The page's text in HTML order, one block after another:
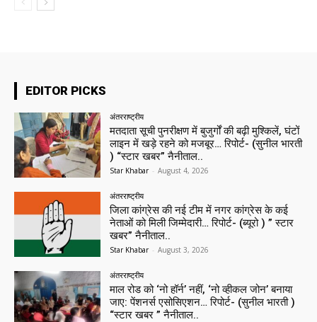
EDITOR PICKS
अंतरराष्ट्रीय
मतदाता सूची पुनरीक्षण में बुजुर्गों की बढ़ी मुश्किलें, घंटों
लाइन में खड़े रहने को मजबूर… रिपोर्ट- (सुनील भारती
) “स्टार खबर” नैनीताल..
Star Khabar - August 4, 2026
अंतरराष्ट्रीय
जिला कांग्रेस की नई टीम में नगर कांग्रेस के कई
नेताओं को मिली जिम्मेदारी… रिपोर्ट- (ब्यूरो ) ” स्टार
खबर” नैनीताल..
Star Khabar - August 3, 2026
अंतरराष्ट्रीय
माल रोड को ‘नो हॉर्न’ नहीं, ‘नो व्हीकल जोन’ बनाया
जाए: पेंशनर्स एसोसिएशन… रिपोर्ट- (सुनील भारती )
“स्टार खबर ” नैनीताल..